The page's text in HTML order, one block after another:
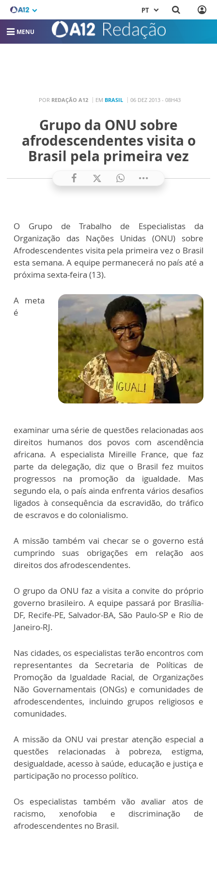
PT
MENU
POR REDAÇÃO A12 EM BRASIL 06 DEZ 2013 - 08H43
Grupo da ONU sobre
afrodescendentes visita o
Brasil pela primeira vez
O Grupo de Trabalho de Especialistas da
Organização das Nações Unidas (ONU) sobre
Afrodescendentes visita pela primeira vez o Brasil
esta semana. A equipe permanecerá no país até a
próxima sexta-feira (13).
A meta
é
examinar uma série de questões relacionadas aos
direitos humanos dos povos com ascendência
africana. A especialista Mireille France, que faz
parte da delegação, diz que o Brasil fez muitos
progressos na promoção da igualdade. Mas
segundo ela, o país ainda enfrenta vários desafios
ligados à consequência da escravidão, do tráfico
de escravos e do colonialismo.
A missão também vai checar se o governo está
cumprindo suas obrigações em relação aos
direitos dos afrodescendentes.
O grupo da ONU faz a visita a convite do próprio
governo brasileiro. A equipe passará por Brasília-
DF, Recife-PE, Salvador-BA, São Paulo-SP e Rio de
Janeiro-RJ.
Nas cidades, os especialistas terão encontros com
representantes da Secretaria de Políticas de
Promoção da Igualdade Racial, de Organizações
Não Governamentais (ONGs) e comunidades de
afrodescendentes, incluindo grupos religiosos e
comunidades.
A missão da ONU vai prestar atenção especial a
questões relacionadas à pobreza, estigma,
desigualdade, acesso à saúde, educação e justiça e
participação no processo político.
Os especialistas também vão avaliar atos de
racismo, xenofobia e discriminação de
afrodescendentes no Brasil.